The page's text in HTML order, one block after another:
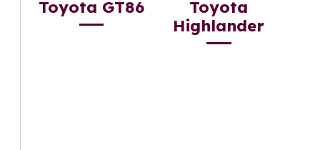
Toyota GT86
Toyota
Highlander